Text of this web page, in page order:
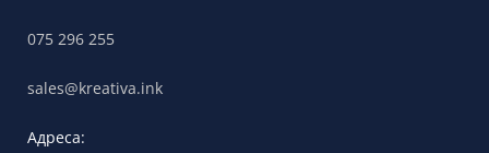
075 296 255
sales@kreativa.ink
Адреса: